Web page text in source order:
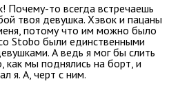
Почему-то всегда встречаешь
твоя девушка. Хэвок и пацаны
потому что им можно было
Stobo были единственными
А ведь я мог бы слить
как мы поднялись на борт, и
я. А, черт с ним.